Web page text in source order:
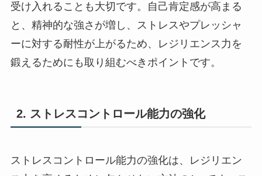
受け入れることも大切です。自己肯定感が高まる
と、精神的な強さが増し、ストレスやプレッシャ
ーに対する耐性が上がるため、レジリエンス力を
鍛えるためにも取り組むべきポイントです。
2. ストレスコントロール能力の強化
ストレスコントロール能力の強化は、レジリエン